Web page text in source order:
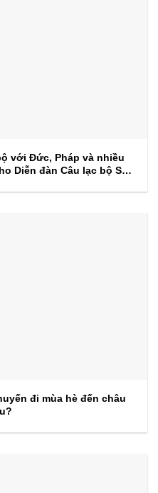
với Đức, Pháp và nhiều
Diễn đàn Câu lạc bộ Sự
đi mùa hè đến châu